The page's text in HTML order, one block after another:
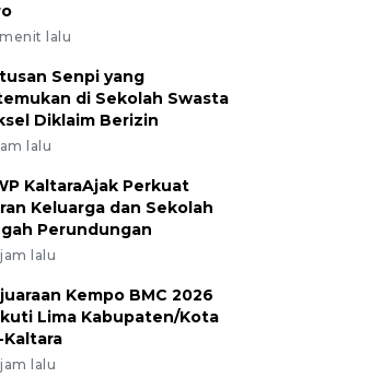
lalu
Senpi yang
di Sekolah Swasta
Diklaim Berizin
lalu
KaltaraAjak Perkuat
Keluarga dan Sekolah
Perundungan
lalu
Kempo BMC 2026
Lima Kabupaten/Kota
Kaltara
lalu